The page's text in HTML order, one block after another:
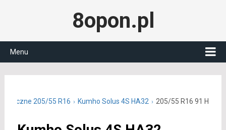
8opon.pl
Menu
205/55 R16 Kumho Solus 4S HA32 205/55 R16 91 H